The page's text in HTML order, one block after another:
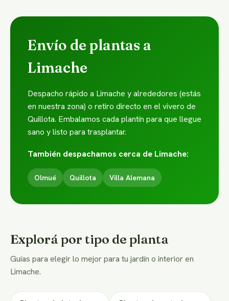
Envío de plantas a
Limache
Despacho rápido a Limache y alrededores (estás
en nuestra zona) o retiro directo en el vivero de
Quillota. Embalamos cada plantín para que llegue
sano y listo para trasplantar.
También despachamos cerca de Limache:
Olmué Quillota Villa Alemana
Explorá por tipo de planta
Guías para elegir lo mejor para tu jardín o interior en
Limache.